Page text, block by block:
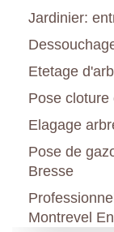
Jardinier:
Etetage
Pose
Elagage
Pose de
Bresse
Montrevel